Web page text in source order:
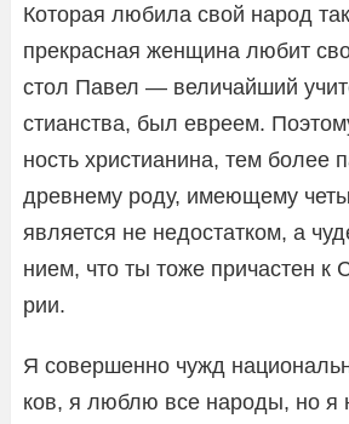
Кото­рая любила свой народ
пре­крас­ная жен­щина любит
стол Павел — вели­чай­ший
сти­ан­ства, был евреем.
ность хри­сти­а­нина, тем более
древ­нему роду, име­ю­щему
явля­ется не недо­стат­ком, а
нием, что ты тоже при­ча­стен
рии.
Я совер­шенно чужд
ков, я люблю все народы, но я